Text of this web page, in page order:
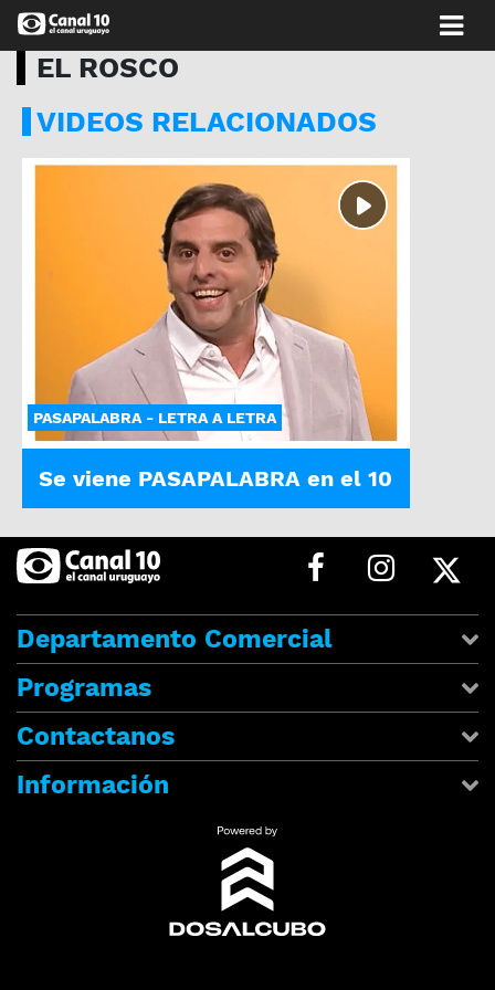
EL ROSCO
VIDEOS RELACIONADOS
PASAPALABRA - LETRA A LETRA
Se viene PASAPALABRA en el 10
Departamento Comercial
Programas
Contactanos
Información